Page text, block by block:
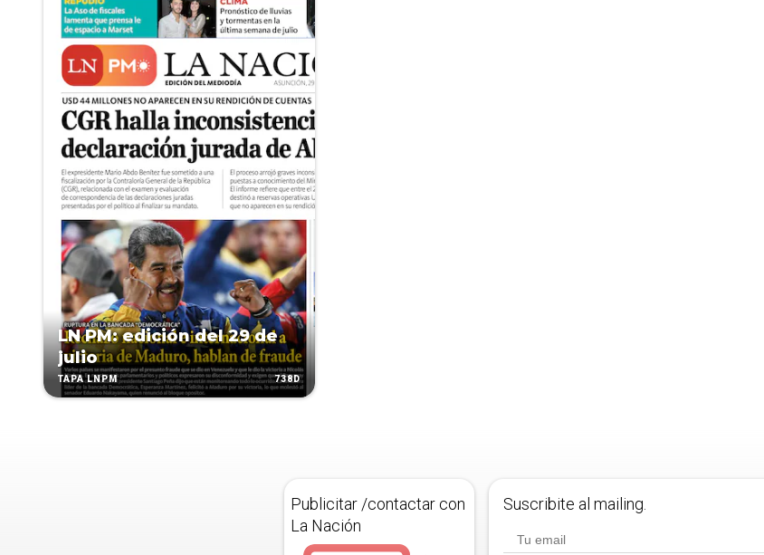
LN PM: edición del 29 de
julio
TAPA LNPM 738D
Publicitar /contactar con
La Nación
Suscribite al mailing.